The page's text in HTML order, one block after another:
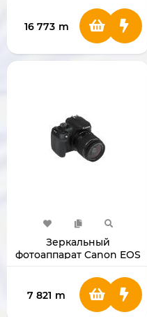
45mm
16 773 m
Зеркальный
фотоаппарат Canon EOS
черный
7 821 m